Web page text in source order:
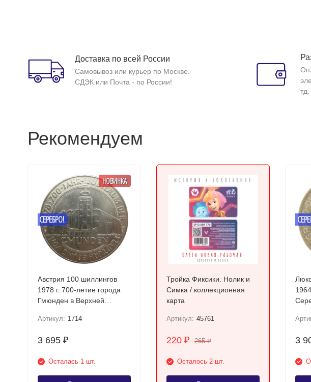
Доставка по всей России
Самовывоз или курьер по Москве.
СДЭК или Почта - по России!
тд.
Рекомендуем
СЕРЕБРО!
НОВИНКА
Австрия 100 шиллингов
1978 г. 700-летие города
Гмюнден в Верхней
Артикул: 1714
3 695 ₽
Осталась 1 шт.
Тройка Фиксики. Нолик и
Симка / коллекционная
карта
Артикул: 45761
220 ₽ 265₽
Осталось 2 шт.
3